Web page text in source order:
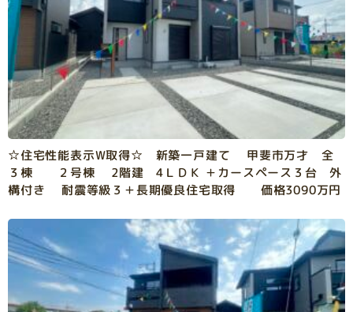
☆住宅性能表示W取得☆ 新築一戸建て 甲斐市万才 全
３棟 ２号棟 2階建 4ＬＤＫ ＋カースペース３台 外
構付き 耐震等級３＋長期優良住宅取得 価格3090万円